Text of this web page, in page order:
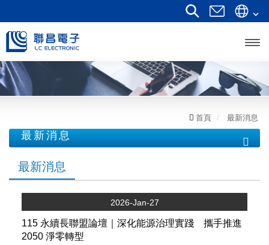
主選
首頁 最新消息
最新消息
最新消息
最新消息
115 永續長聯盟論壇｜深化能源治理實踐 攜手推進
2050 淨零轉型
2026-Jan-27